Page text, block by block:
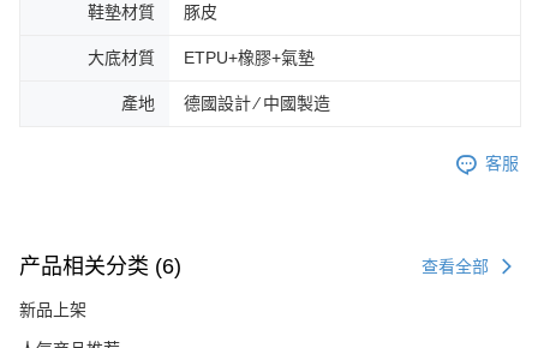
鞋墊材質 豚皮
大底材質 ETPU+橡膠+氣墊
產地 德國設計 ∕ 中國製造
客服
产品相关分类 (6) 查看全部
新品上架